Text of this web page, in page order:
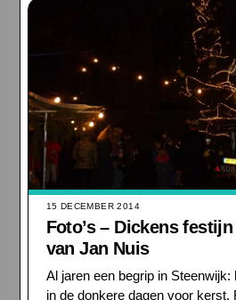
15 DECEMBER 2014
Foto’s – Dickens
van Jan Nuis
Al jaren een begrip in
in de donkere dagen voor kerst.